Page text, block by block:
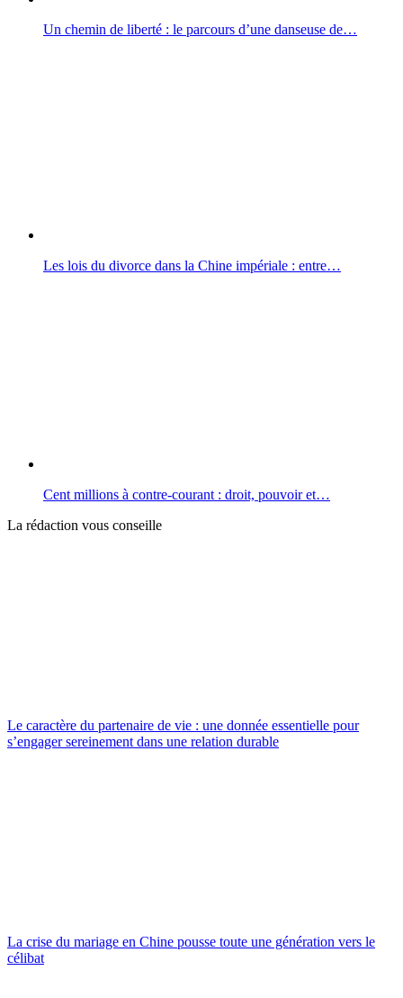
Un chemin de liberté : le parcours d’une danseuse de…
Les lois du divorce dans la Chine impériale : entre…
Cent millions à contre-courant : droit, pouvoir et…
La rédaction vous conseille
Le caractère du partenaire de vie : une donnée essentielle pour
s’engager sereinement dans une relation durable
La crise du mariage en Chine pousse toute une génération vers le
célibat